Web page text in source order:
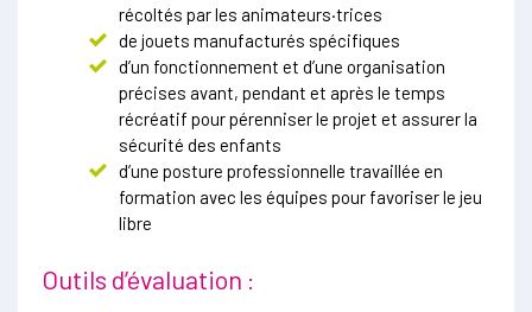
récoltés par les animateurs·trices
de jouets manufacturés spécifiques
d’un fonctionnement et d’une organisation
précises avant, pendant et après le temps
récréatif pour pérenniser le projet et assurer la
sécurité des enfants
d’une posture professionnelle travaillée en
formation avec les équipes pour favoriser le jeu
libre
Outils d’évaluation :